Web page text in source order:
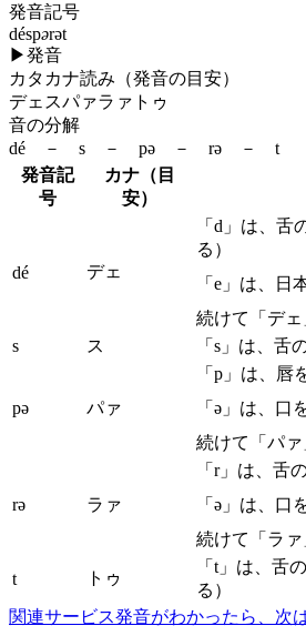
発音記号
déspərət
▶発音
カタカナ読み（発音の目安）
デェスパァラァトゥ
音の分解
dé － s － pə － rə － t
発音記
号
カナ（目
安）
dé デェ
「d」は、
る）
「e」は、日
続けて「デェ
s
ス 「s」は、
pə パァ
「p」は、
「ə」は、口
続けて「パァ
rə ラァ
「r」は、舌
「ə」は、口
続けて「ラァ
t トゥ
「t」は、舌
る）
関連サービス発音がわかったら、次